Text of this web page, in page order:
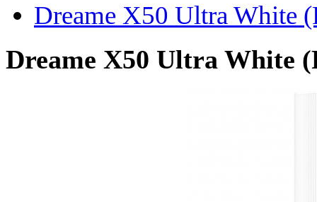
Dreame X50 Ultra White
Dreame X50 Ultra White